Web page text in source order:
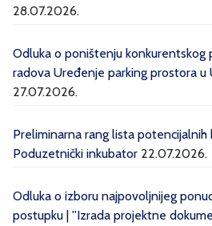
28.07.2026.
Odluka o poništenju konkurentskog
radova Uređenje parking prostora u
27.07.2026.
Preliminarna rang lista potencijalnih
Poduzetnički inkubator 22.07.2026.
Odluka o izboru najpovoljnijeg
postupku | ''Izrada projektne